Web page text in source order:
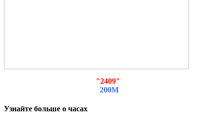
"2409"
200М
Узнайте больше о часах